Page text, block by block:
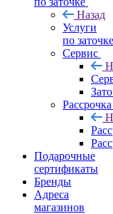
Назад
Услуги
по заточке
Сервис
Подарочные
сертификаты
Бренды
Адреса
магазинов